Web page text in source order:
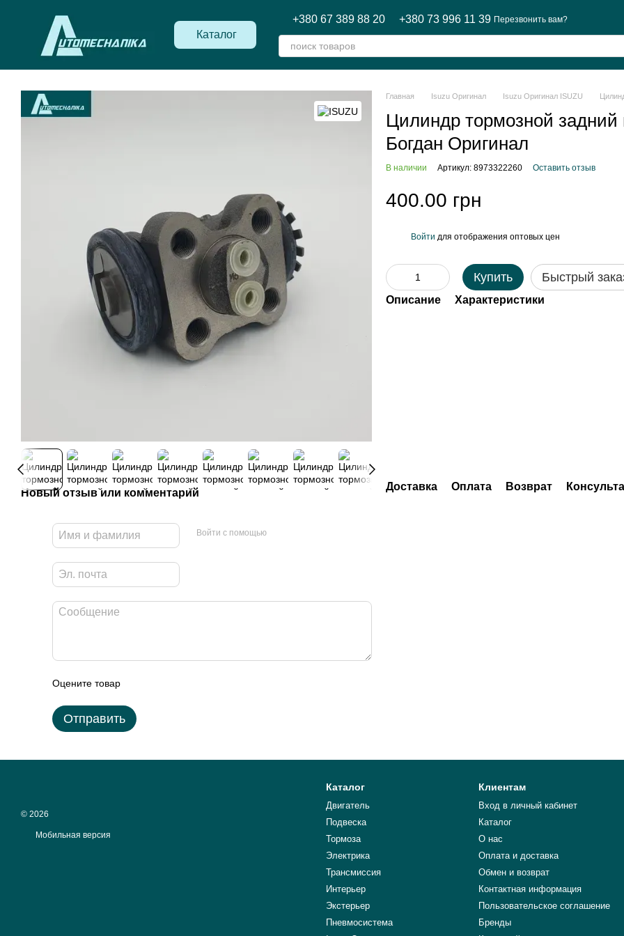
Каталог
+380 67 389 88 20 +380 73 996 11 39 Перезвонить вам?
Новый отзыв или комментарий
Войти с помощью
Оцените товар
Отправить
Главная Isuzu Оригинал Isuzu Оригинал ISUZU
Цилиндр тормозной задний
Богдан Оригинал
В наличии Артикул: 8973322260 Оставить отзыв
400.00 грн
Войти для отображения оптовых цен
Купить Быстрый
Описание Характеристики
Доставка Оплата Возврат
© 2026
Мобильная версия
Каталог
Двигатель
Подвеска
Тормоза
Электрика
Трансмиссия
Интерьер
Экстерьер
Пневмосистема
Клиентам
Вход в личный кабинет
Каталог
О нас
Оплата и доставка
Обмен и возврат
Контактная информация
Пользовательское соглашение
Бренды